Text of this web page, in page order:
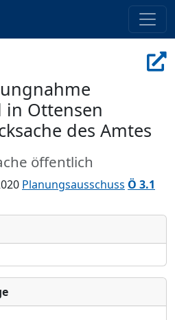
Ottensen
des Amtes
öffentlich
Planungsausschuss Ö 3.1